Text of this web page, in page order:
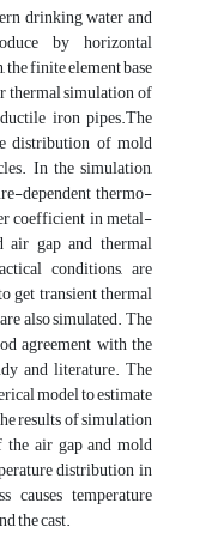
drinking water and
by horizontal
finite element base
thermal simulation of
iron pipes.The
distribution of mold
In the simulation,
dependent thermo-
coefficient in metal-
gap and thermal
conditions, are
get transient thermal
also simulated. The
agreement with the
and literature. The
model to estimate
results of simulation
the air gap and mold
distribution in
temperature
the cast.